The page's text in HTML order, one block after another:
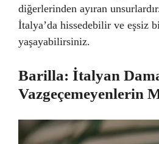
diğerlerinden ayıran
İtalya’da hissedebilir ve eşsiz
yaşayabilirsiniz.
Barilla: İtalyan
Vazgeçemeyenlerin